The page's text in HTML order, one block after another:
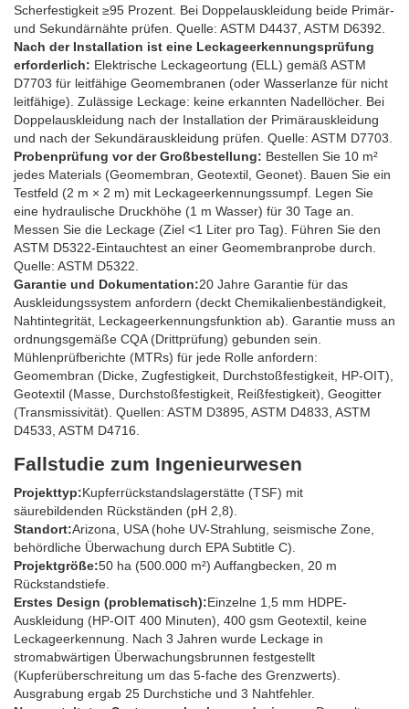
Scherfestigkeit ≥95 Prozent. Bei Doppelauskleidung beide Primär-
und Sekundärnähte prüfen. Quelle: ASTM D4437, ASTM D6392.
Nach der Installation ist eine Leckageerkennungsprüfung
erforderlich: Elektrische Leckageortung (ELL) gemäß ASTM
D7703 für leitfähige Geomembranen (oder Wasserlanze für nicht
leitfähige). Zulässige Leckage: keine erkannten Nadellöcher. Bei
Doppelauskleidung nach der Installation der Primärauskleidung
und nach der Sekundärauskleidung prüfen. Quelle: ASTM D7703.
Probenprüfung vor der Großbestellung: Bestellen Sie 10 m²
jedes Materials (Geomembran, Geotextil, Geonet). Bauen Sie ein
Testfeld (2 m × 2 m) mit Leckageerkennungssumpf. Legen Sie
eine hydraulische Druckhöhe (1 m Wasser) für 30 Tage an.
Messen Sie die Leckage (Ziel <1 Liter pro Tag). Führen Sie den
ASTM D5322-Eintauchtest an einer Geomembranprobe durch.
Quelle: ASTM D5322.
Garantie und Dokumentation:20 Jahre Garantie für das
Auskleidungssystem anfordern (deckt Chemikalienbeständigkeit,
Nahtintegrität, Leckageerkennungsfunktion ab). Garantie muss an
ordnungsgemäße CQA (Drittprüfung) gebunden sein.
Mühlenprüfberichte (MTRs) für jede Rolle anfordern:
Geomembran (Dicke, Zugfestigkeit, Durchstoßfestigkeit, HP-OIT),
Geotextil (Masse, Durchstoßfestigkeit, Reißfestigkeit), Geogitter
(Transmissivität). Quellen: ASTM D3895, ASTM D4833, ASTM
D4533, ASTM D4716.
Fallstudie zum Ingenieurwesen
Projekttyp:Kupferrückstandslagerstätte (TSF) mit
säurebildenden Rückständen (pH 2,8).
Standort:Arizona, USA (hohe UV-Strahlung, seismische Zone,
behördliche Überwachung durch EPA Subtitle C).
Projektgröße:50 ha (500.000 m²) Auffangbecken, 20 m
Rückstandstiefe.
Erstes Design (problematisch):Einzelne 1,5 mm HDPE-
Auskleidung (HP-OIT 400 Minuten), 400 gsm Geotextil, keine
Leckageerkennung. Nach 3 Jahren wurde Leckage in
stromabwärtigen Überwachungsbrunnen festgestellt
(Kupferüberschreitung um das 5-fache des Grenzwerts).
Ausgrabung ergab 25 Durchstiche und 3 Nahtfehler.